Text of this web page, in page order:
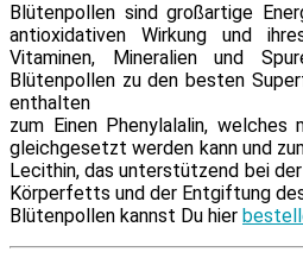
Blütenpollen sind groß­ar­ti­ge
an­ti­oxi­da­tiv­en Wirkung und
Vitaminen, Mineralien und
Blütenpollen zu den bes­ten
enthalten
zum Einen Phenylalalin,
gleich­ge­setzt wer­den kann und
Lecithin, das un­ter­stüt­zend bei
Körperfetts und der Entgiftung
Blütenpollen kannst Du hier